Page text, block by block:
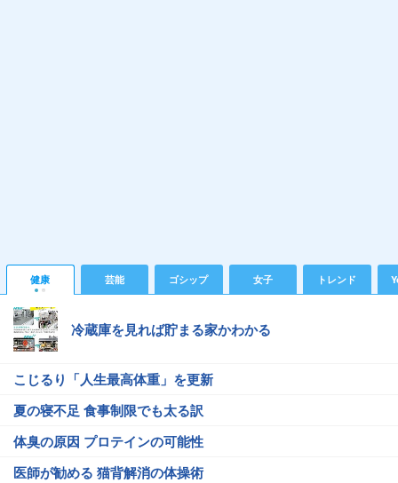
健康 芸能 ゴシップ 女子 トレンド
冷蔵庫を見れば貯まる家かわかる
こじるり「人生最高体重」を更新
夏の寝不足 食事制限でも太る訳
体臭の原因 プロテインの可能性
医師が勧める 猫背解消の体操術